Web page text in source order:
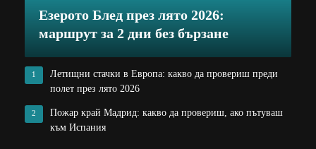
Езерото Блед през лято 2026:
маршрут за 2 дни без бързане
1
Летищни стачки в Европа: какво да провериш преди
полет през лято 2026
2
Пожар край Мадрид: какво да провериш, ако пътуваш
към Испания